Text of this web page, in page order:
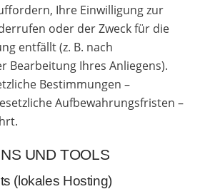
Ihre Einwilligung zur
oder der Zweck für die
entfällt (z. B. nach
Bearbeitung Ihres Anliegens).
Bestimmungen –
Aufbewahrungsfristen –
UND TOOLS
(lokales Hosting)